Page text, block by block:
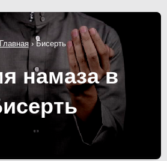
Главная›Бисерть
намаза в